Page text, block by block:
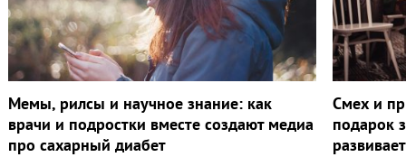
Мемы, рилсы и научное знание: как
врачи и подростки вместе создают медиа
про сахарный диабет
Смех и
подарок